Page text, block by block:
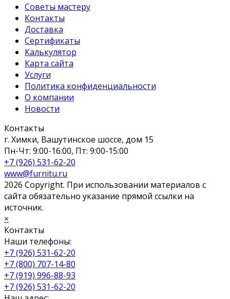
Советы мастеру
Контакты
Доставка
Сертификаты
Калькулятор
Карта сайта
Услуги
Политика конфиденциальности
О компании
Новости
Контакты
г. Химки, Вашутинское шоссе, дом 15
Пн-Чт: 9:00-16:00, Пт: 9:00-15:00
+7 (926) 531-62-20
www@furnitu.ru
2026 Copyright. При использовании материалов с
сайта обязательно указание прямой ссылки на
источник.
×
Контакты
Наши телефоны:
+7 (926) 531-62-20
+7 (800) 707-14-80
+7 (919) 996-88-93
+7 (926) 531-62-20